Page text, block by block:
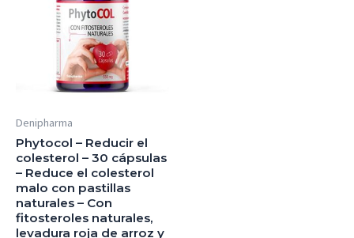
Denipharma
Phytocol – Reducir el
colesterol – 30 cápsulas
– Reduce el colesterol
malo con pastillas
naturales – Con
fitosteroles naturales,
levadura roja de arroz y